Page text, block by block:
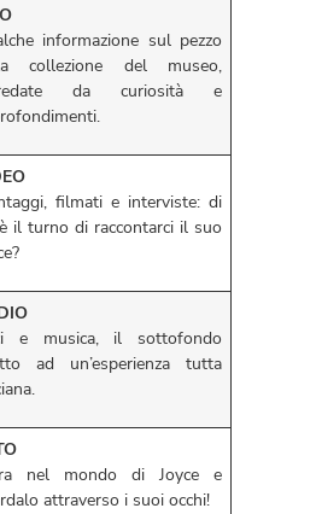
informazione sul pezzo
collezione del museo,
da curiosità e
filmati e interviste: di
il turno di raccontarci il suo
e musica, il sottofondo
ad un’esperienza tutta
nel mondo di Joyce e
attraverso i suoi occhi!